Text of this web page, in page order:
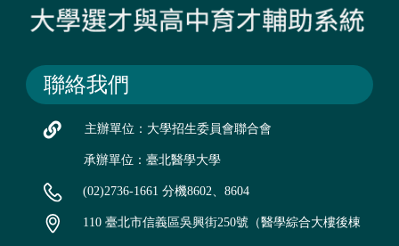
聯絡我們
主辦單位：大學招生委員會聯合會
承辦單位：臺北醫學大學
(02)2736-1661 分機8602、8604
110 臺北市信義區吳興街250號（醫學綜合大樓後棟